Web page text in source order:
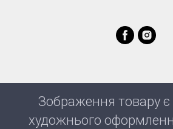
Зображення товару
художнього